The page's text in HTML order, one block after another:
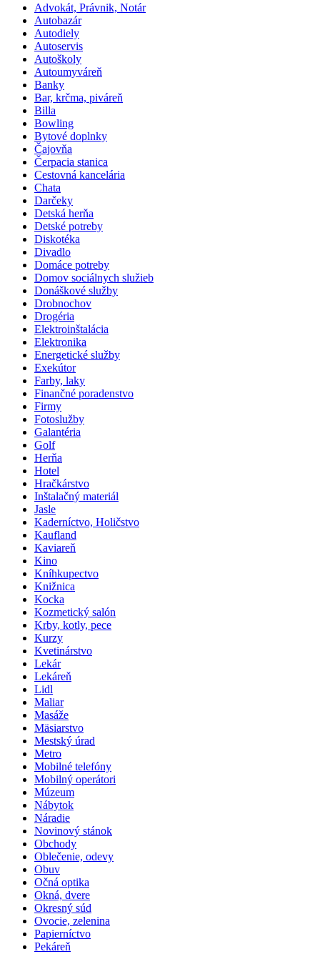
Advokát, Právnik, Notár
Autobazár
Autodiely
Autoservis
Autoškoly
Autoumyváreň
Banky
Bar, krčma, piváreň
Billa
Bowling
Bytové doplnky
Čajovňa
Čerpacia stanica
Cestovná kancelária
Chata
Darčeky
Detská herňa
Detské potreby
Diskotéka
Divadlo
Domáce potreby
Domov sociálnych služieb
Donáškové služby
Drobnochov
Drogéria
Elektroinštalácia
Elektronika
Energetické služby
Exekútor
Farby, laky
Finančné poradenstvo
Firmy
Fotoslužby
Galantéria
Golf
Herňa
Hotel
Hračkárstvo
Inštalačný materiál
Jasle
Kaderníctvo, Holičstvo
Kaufland
Kaviareň
Kino
Kníhkupectvo
Knižnica
Kocka
Kozmetický salón
Krby, kotly, pece
Kurzy
Kvetinárstvo
Lekár
Lekáreň
Lidl
Maliar
Masáže
Mäsiarstvo
Mestský úrad
Metro
Mobilné telefóny
Mobilný operátori
Múzeum
Nábytok
Náradie
Novinový stánok
Obchody
Oblečenie, odevy
Obuv
Očná optika
Okná, dvere
Okresný súd
Ovocie, zelenina
Papierníctvo
Pekáreň